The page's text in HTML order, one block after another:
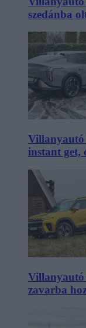
szedánba
Villanyautó
instant get,
Villanyautó
zavarba